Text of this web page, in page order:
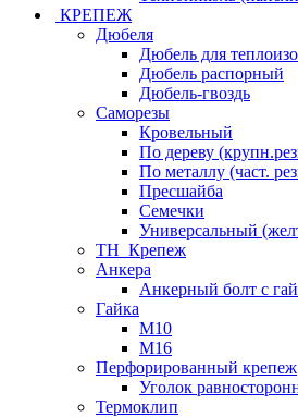
КРЕПЕЖ
Дюбеля
Дюбель для
Дюбель распорный
Дюбель-гвоздь
Саморезы
Кровельный
По дереву
По металлу (част.
Пресшайба
Семечки
Универсальный
ТН_Крепеж
Анкера
Анкерный болт с
Гайка
М10
М16
Перфорированный крепеж
Уголок
Термоклип